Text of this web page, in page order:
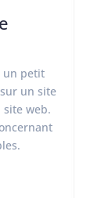
un petit
un site
web.